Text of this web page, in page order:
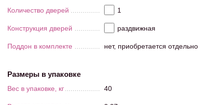
Количество дверей 1
Конструкция дверей раздвижная
Поддон в комплекте нет, приобретается отдельно
Размеры в упаковке
Вес в упаковке, кг 40